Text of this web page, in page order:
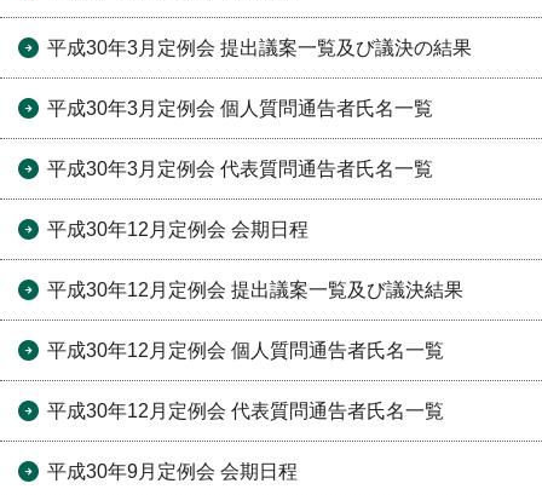
平成30年3月定例会 提出議案一覧及び議決の結果
平成30年3月定例会 個人質問通告者氏名一覧
平成30年3月定例会 代表質問通告者氏名一覧
平成30年12月定例会 会期日程
平成30年12月定例会 提出議案一覧及び議決結果
平成30年12月定例会 個人質問通告者氏名一覧
平成30年12月定例会 代表質問通告者氏名一覧
平成30年9月定例会 会期日程